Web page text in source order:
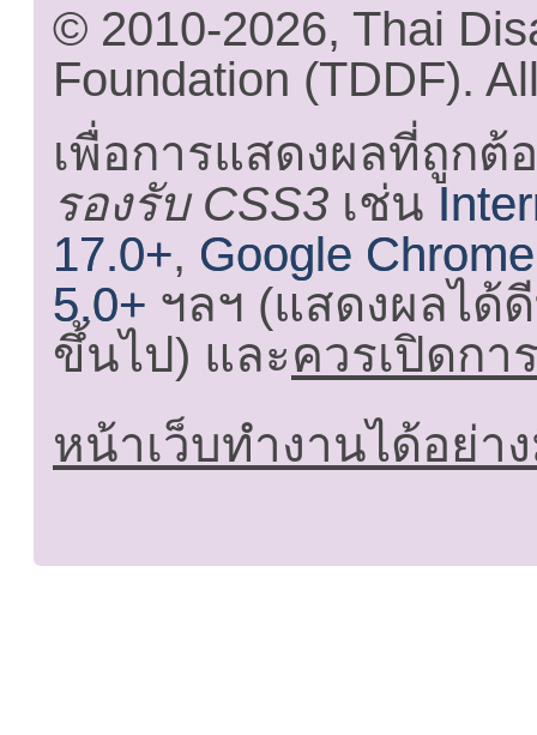
© 2010-2026, Thai
Foundation (TDDF).
เพื่อการแสดงผลที่ถูกต้
รองรับ CSS3 เช่น
17.0+, Google
5.0+ ฯลฯ (แสดงผลได้
ขึ้นไป) และควรเปิดกา
หน้าเว็บทำงานได้อย่า